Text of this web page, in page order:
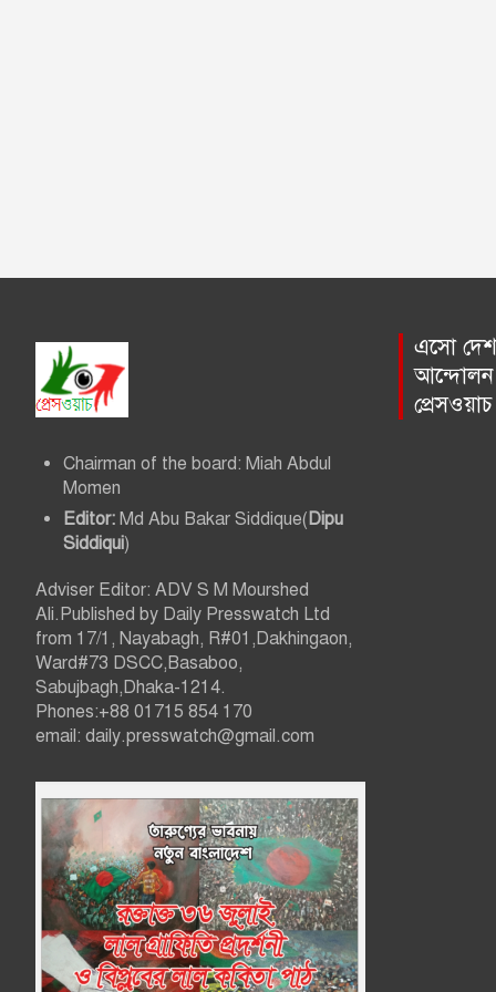
Chairman of the board: Miah Abdul
Momen
Editor: Md Abu Bakar Siddique(Dipu
Siddiqui)
Adviser Editor: ADV S M Mourshed
Ali.Published by Daily Presswatch Ltd
from 17/1, Nayabagh, R#01,Dakhingaon,
Ward#73 DSCC,Basaboo,
Sabujbagh,Dhaka-1214.
Phones:+88 01715 854 170
email: daily.presswatch@gmail.com
এসো দেশ
আন্দোলন